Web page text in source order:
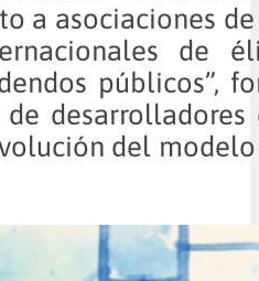
a asociaciones
de
públicos”,
de desarrolladores
del